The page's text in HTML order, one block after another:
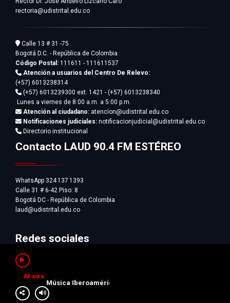
Al aire
Música Iberoaméricana y del Caribe
rectoria@udistrital.edu.co
Calle 13 # 31 -75
Bogotá D.C. - República de Colombia
Código Postal: 111611 - 111611537
Atención a usuarios del Centro De Relevo:
(+57) 6013238314
(+57) 6013239300 ext: 1421 - (+57) 6013238340
Lunes a viernes de 8:00 a.m. a 5:00 p.m.
Atención al ciudadano: atencion@udistrital.edu.co
Notificaciones judiciales: notificacionjudicial@udistrital.edu.co
Directorio institucional
Contacto LAUD 90.4 FM ESTÉREO
WhatsApp 324 137 1393
Calle 31 # 6-42 Piso: 8
Bogotá DC - República de Colombia
laud@udistrital.edu.co
Redes sociales